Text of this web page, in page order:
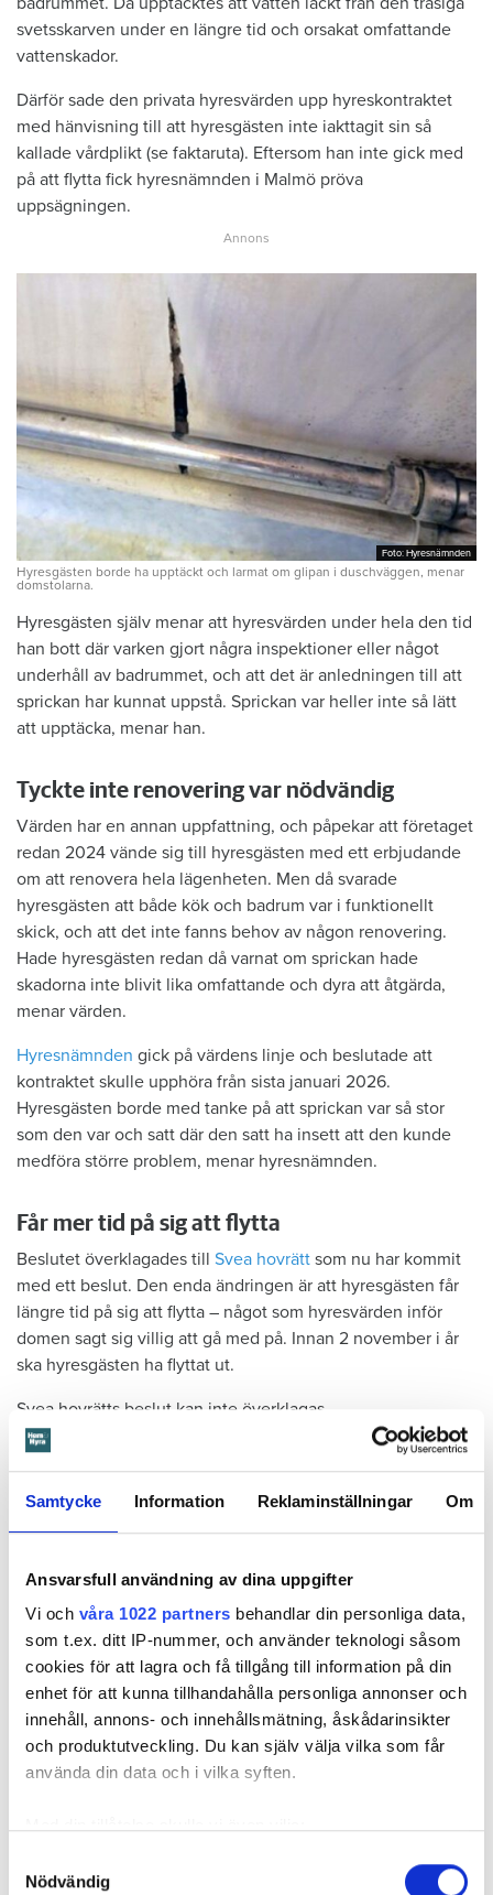
Samtycke Information Reklaminställningar Om
Ansvarsfull användning av dina uppgifter
Vi och våra 1022 partners behandlar din personliga data,
som t.ex. ditt IP-nummer, och använder teknologi såsom
cookies för att lagra och få tillgång till information på din
enhet för att kunna tillhandahålla personliga annonser och
innehåll, annons- och innehållsmätning, åskådarinsikter
och produktutveckling. Du kan själv välja vilka som får
använda din data och i vilka syften.
som kan ha en noggrannhet på upp till flera meter
Nödvändig
svetsskarven under en längre tid och orsakat omfattande
vattenskador.
Därför sade den privata hyresvärden upp hyreskontraktet
med hänvisning till att hyresgästen inte iakttagit sin så
kallade vårdplikt (se faktaruta). Eftersom han inte gick med
på att flytta fick hyresnämnden i Malmö pröva
uppsägningen.
Foto: Hyresnämnden
Foto: Hyresnämnden
Hyresgästen borde ha upptäckt och larmat om glipan i duschväggen, menar
domstolarna.
Hyresgästen själv menar att hyresvärden under hela den tid
han bott där varken gjort några inspektioner eller något
underhåll av badrummet, och att det är anledningen till att
sprickan har kunnat uppstå. Sprickan var heller inte så lätt
att upptäcka, menar han.
Tyckte inte renovering var nödvändig
Värden har en annan uppfattning, och påpekar att företaget
redan 2024 vände sig till hyresgästen med ett erbjudande
om att renovera hela lägenheten. Men då svarade
hyresgästen att både kök och badrum var i funktionellt
skick, och att det inte fanns behov av någon renovering.
Hade hyresgästen redan då varnat om sprickan hade
skadorna inte blivit lika omfattande och dyra att åtgärda,
menar värden.
Hyresnämnden gick på värdens linje och beslutade att
kontraktet skulle upphöra från sista januari 2026.
Hyresgästen borde med tanke på att sprickan var så stor
som den var och satt där den satt ha insett att den kunde
medföra större problem, menar hyresnämnden.
Får mer tid på sig att flytta
Beslutet överklagades till Svea hovrätt som nu har kommit
med ett beslut. Den enda ändringen är att hyresgästen får
längre tid på sig att flytta – något som hyresvärden inför
domen sagt sig villig att gå med på. Innan 2 november i år
ska hyresgästen ha flyttat ut.
Svea hovrätts beslut kan inte överklagas.
Så undviker du mögel – fyra riskplatser i lägenheten: ”Måste städa bort”
Fakta:Värden måste få veta om skador – så säger lagen
En hyresgäst är skyldig att väl vårda lägenheten under
hyrestiden och hålla den ren. Den ska vara i gott skick
och hyresgästen är skyldig att ”bevara sundhet och
ordning inom fastigheten”. Det kallas vårdplikt.
Vårdplikten kan förenklat sammanfattas så att
hyresgästen har en skyldighet att vid användningen av
lägenheten handla på ett sådant sätt att det inte
I vårdplikten ingår också att så fort som möjligt